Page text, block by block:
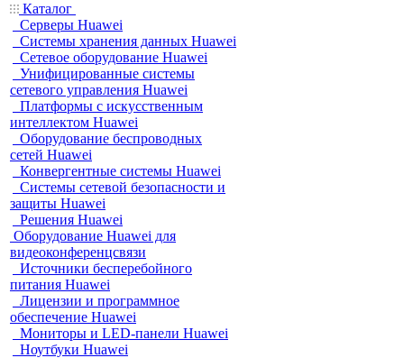
Каталог
Серверы Huawei
Системы хранения данных Huawei
Сетевое оборудование Huawei
Унифицированные системы
сетевого управления Huawei
Платформы с искусственным
интеллектом Huawei
Оборудование беспроводных
сетей Huawei
Конвергентные системы Huawei
Системы сетевой безопасности и
защиты Huawei
Решения Huawei
Оборудование Huawei для
видеоконференцсвязи
Источники бесперебойного
питания Huawei
Лицензии и программное
обеспечение Huawei
Мониторы и LED-панели Huawei
Ноутбуки Huawei